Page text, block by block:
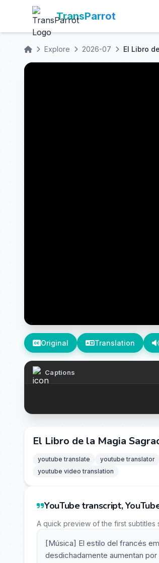
TransParrot
Explore 2026-07
Original Translation
Captions
El Libro de la Magia
youtube translate youtube translator
youtube video translation
YouTube transcript,
A quick preview of the first
[Música] El estilo del francés
desdichadamente aumentan